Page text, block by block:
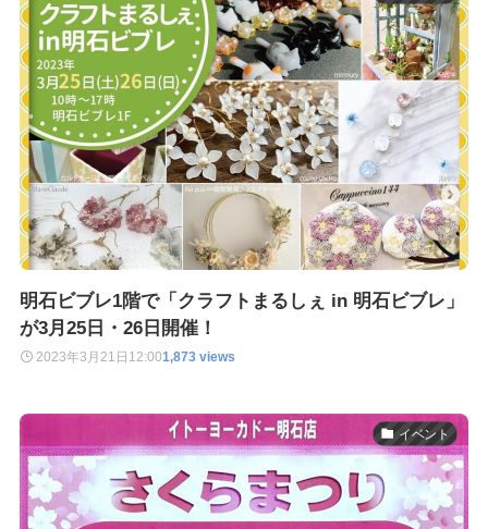
明石ビブレ1階で「クラフトまるしぇ in 明石ビブレ」
が3月25日・26日開催！
2023年3月21日 12:001,873 views
イベント